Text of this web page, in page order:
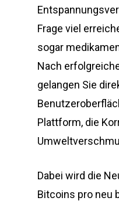
Frage viel
sogar
Nach
gelangen Sie
Plattform, die
Dabei wird die
Bitcoins pro neu